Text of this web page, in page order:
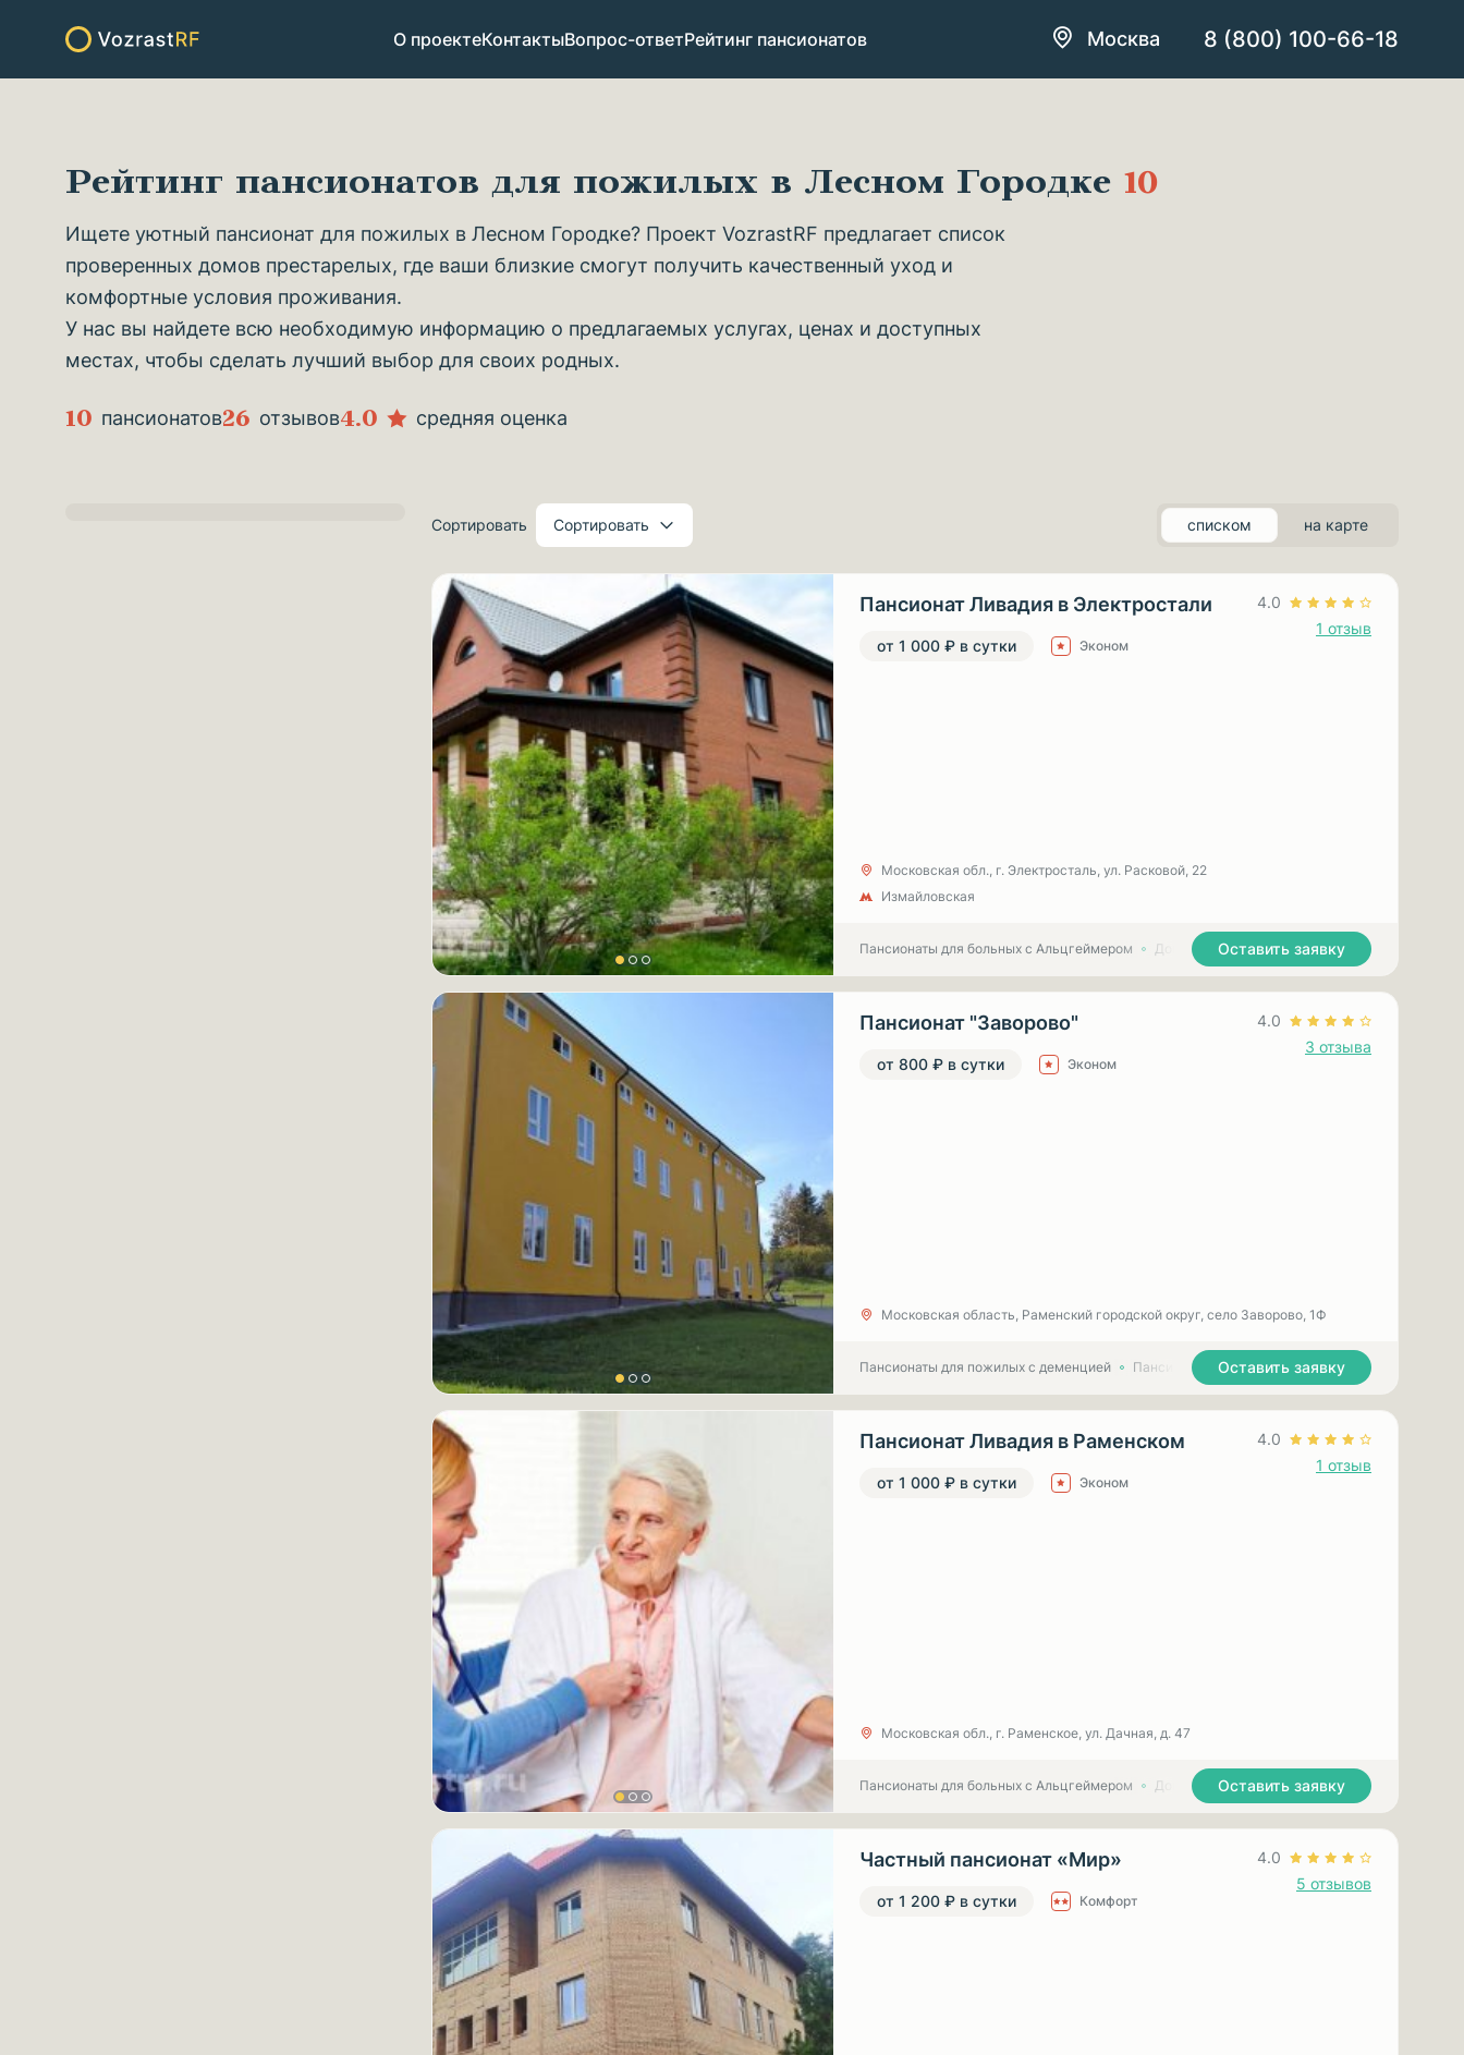
О проектеКонтактыВопрос-ответРейтинг пансионатов Москва 8 (800) 100-66-18
Рейтинг пансионатов для пожилых в Лесном Городке 10
Ищете уютный пансионат для пожилых в Лесном Городке? Проект VozrastRF предлагает список
проверенных домов престарелых, где ваши близкие смогут получить качественный уход и
комфортные условия проживания.
У нас вы найдете всю необходимую информацию о предлагаемых услугах, ценах и доступных
местах, чтобы сделать лучший выбор для своих родных.
10 пансионатов26 отзывов4.0 средняя оценка
Сортировать Сортировать списком на карте
Пансионат Ливадия в Электростали
4.0
1 отзыв
от 1 000 ₽ в сутки
Эконом
Московская обл., г. Электросталь, ул. Расковой, 22
Измайловская
Пансионаты для больных с Альцгеймером Дома престарелых для больных с Паркинсоном
Оставить заявку
Пансионат "Заворово"
4.0
3 отзыва
от 800 ₽ в сутки
Эконом
Московская область, Раменский городской округ, село Заворово, 1Ф
Пансионаты для пожилых с деменцией Пансионаты для лежачих пожилых людей
Оставить заявку
Пансионат Ливадия в Раменском
4.0
1 отзыв
от 1 000 ₽ в сутки
Эконом
Московская обл., г. Раменское, ул. Дачная, д. 47
Пансионаты для больных с Альцгеймером Дома престарелых для больных с Паркинсоном
Оставить заявку
Частный пансионат «Мир»
4.0
5 отзывов
от 1 200 ₽ в сутки
Комфорт